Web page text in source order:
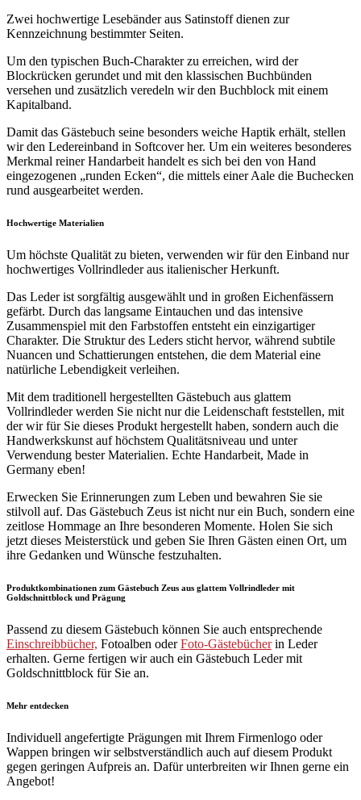
Zwei hochwertige Lesebänder aus Satinstoff dienen zur
Kennzeichnung bestimmter Seiten.
Um den typischen Buch-Charakter zu erreichen, wird der
Blockrücken gerundet und mit den klassischen Buchbünden
versehen und zusätzlich veredeln wir den Buchblock mit einem
Kapitalband.
Damit das Gästebuch seine besonders weiche Haptik erhält, stellen
wir den Ledereinband in Softcover her. Um ein weiteres besonderes
Merkmal reiner Handarbeit handelt es sich bei den von Hand
eingezogenen „runden Ecken“, die mittels einer Aale die Buchecken
rund ausgearbeitet werden.
Hochwertige Materialien
Um höchste Qualität zu bieten, verwenden wir für den Einband nur
hochwertiges Vollrindleder aus italienischer Herkunft.
Das Leder ist sorgfältig ausgewählt und in großen Eichenfässern
gefärbt. Durch das langsame Eintauchen und das intensive
Zusammenspiel mit den Farbstoffen entsteht ein einzigartiger
Charakter. Die Struktur des Leders sticht hervor, während subtile
Nuancen und Schattierungen entstehen, die dem Material eine
natürliche Lebendigkeit verleihen.
Mit dem traditionell hergestellten Gästebuch aus glattem
Vollrindleder werden Sie nicht nur die Leidenschaft feststellen, mit
der wir für Sie dieses Produkt hergestellt haben, sondern auch die
Handwerkskunst auf höchstem Qualitätsniveau und unter
Verwendung bester Materialien. Echte Handarbeit, Made in
Germany eben!
Erwecken Sie Erinnerungen zum Leben und bewahren Sie sie
stilvoll auf. Das Gästebuch Zeus ist nicht nur ein Buch, sondern eine
zeitlose Hommage an Ihre besonderen Momente. Holen Sie sich
jetzt dieses Meisterstück und geben Sie Ihren Gästen einen Ort, um
ihre Gedanken und Wünsche festzuhalten.
Produktkombinationen zum Gästebuch Zeus aus glattem Vollrindleder mit
Goldschnittblock und Prägung
Passend zu diesem Gästebuch können Sie auch entsprechende
Einschreibbücher, Fotoalben oderFoto-Gästebücherin Leder
erhalten. Gerne fertigen wir auch ein Gästebuch Leder mit
Goldschnittblock für Sie an.
Mehr entdecken
Individuell angefertigte Prägungen mit Ihrem Firmenlogo oder
Wappen bringen wir selbstverständlich auch auf diesem Produkt
gegen geringen Aufpreis an. Dafür unterbreiten wir Ihnen gerne ein
Angebot!